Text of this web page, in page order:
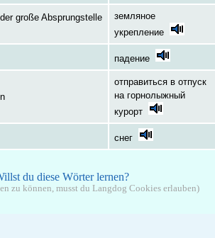
große Absprungstelle
земляное
укрепление
падение
отправиться в отпуск
на горнолыжный
курорт
снег
du diese Wörter lernen?
zu können, musst du Langdog Cookies erlauben)